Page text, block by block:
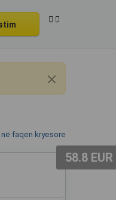
faqen kryesore
58.8 EUR